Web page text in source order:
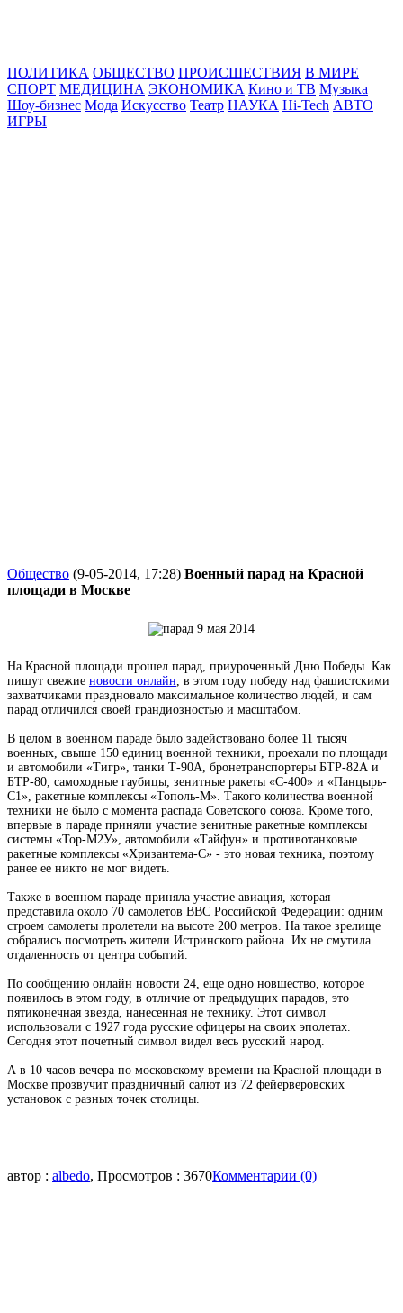
ПОЛИТИКА ОБЩЕСТВО ПРОИСШЕСТВИЯ В МИРЕ
СПОРТ МЕДИЦИНА ЭКОНОМИКА Кино и ТВ Музыка
Шоу-бизнес Мода Искусство Театр НАУКА Hi-Tech АВТО
ИГРЫ
Общество (9-05-2014, 17:28) Военный парад на Красной
площади в Москве
На Красной площади прошел парад, приуроченный Дню Победы. Как
пишут свежие новости онлайн, в этом году победу над фашистскими
захватчиками праздновало максимальное количество людей, и сам
парад отличился своей грандиозностью и масштабом.
В целом в военном параде было задействовано более 11 тысяч
военных, свыше 150 единиц военной техники, проехали по площади
и автомобили «Тигр», танки Т-90А, бронетранспортеры БТР-82А и
БТР-80, самоходные гаубицы, зенитные ракеты «С-400» и «Панцырь-
С1», ракетные комплексы «Тополь-М». Такого количества военной
техники не было с момента распада Советского союза. Кроме того,
впервые в параде приняли участие зенитные ракетные комплексы
системы «Тор-М2У», автомобили «Тайфун» и противотанковые
ракетные комплексы «Хризантема-С» - это новая техника, поэтому
ранее ее никто не мог видеть.
Также в военном параде приняла участие авиация, которая
представила около 70 самолетов ВВС Российской Федерации: одним
строем самолеты пролетели на высоте 200 метров. На такое зрелище
собрались посмотреть жители Истринского района. Их не смутила
отдаленность от центра событий.
По сообщению онлайн новости 24, еще одно новшество, которое
появилось в этом году, в отличие от предыдущих парадов, это
пятиконечная звезда, нанесенная не технику. Этот символ
использовали с 1927 года русские офицеры на своих эполетах.
Сегодня этот почетный символ видел весь русский народ.
А в 10 часов вечера по московскому времени на Красной площади в
Москве прозвучит праздничный салют из 72 фейерверовских
установок с разных точек столицы.
автор : albedo, Просмотров : 3670Комментарии (0)